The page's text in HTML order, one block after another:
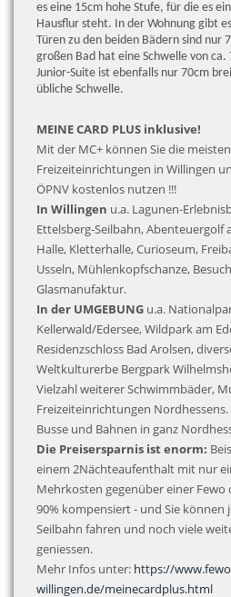
es eine 15cm hohe Stufe, für die es
Hausflur steht. In der Wohnung gibt
Türen zu den beiden Bädern sind nur
großen Bad hat eine Schwelle von
Junior-Suite ist ebenfalls nur 70cm
übliche Schwelle.
MEINE CARD PLUS inklusive!
Mit der MC+ können Sie die
Freizeiteinrichtungen in Willingen
ÖPNV kostenlos nutzen !!!
In Willingen u.a. Lagunen-
Ettelsberg-Seilbahn, Abenteuergolf
Halle, Kletterhalle, Curioseum,
Usseln, Mühlenkopfschanze,
Glasmanufaktur.
In der UMGEBUNG u.a.
Kellerwald/Edersee, Wildpark am
Residenzschloss Bad Arolsen,
Weltkulturerbe Bergpark
Vielzahl weiterer Schwimmbäder,
Freizeiteinrichtungen
Busse und Bahnen in ganz
Die Preisersparnis ist enorm:
einem 2Nächteaufenthalt mit nur
Mehrkosten gegenüber einer Fewo
90% kompensiert - und Sie können
Seilbahn fahren und noch viele
geniessen.
Mehr Infos unter: https://
willingen.de/meinecardplus.html